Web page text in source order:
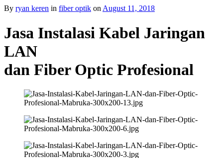
By ryan keren in fiber optik on August 11, 2018
Jasa Instalasi Kabel Jaringan
LAN
dan Fiber Optic Profesional